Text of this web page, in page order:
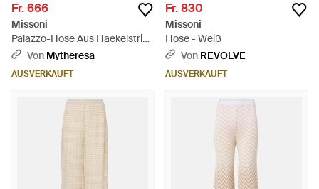
Fr. 666
Missoni
Palazzo-Hose Aus Haekelstrick
- Blau
Von Mytheresa
AUSVERKAUFT
Fr. 830
Missoni
Hose - Weiß
Von REVOLVE
AUSVERKAUFT